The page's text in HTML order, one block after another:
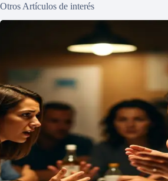
Otros Artículos de interés